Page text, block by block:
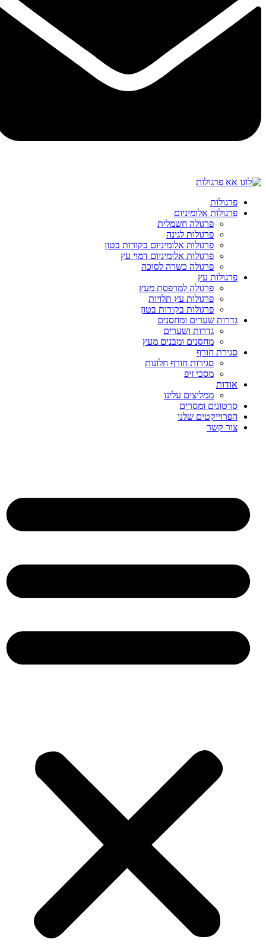
פרגולות
פרגולות אלומיניום
פרגולה חשמלית
פרגולות לגינה
פרגולות אלומיניום בקורות בטון
פרגולות אלומיניום דמוי עץ
פרגולה כשרה לסוכה
פרגולות עץ
פרגולה למרפסת מעץ
פרגולות עץ תלויות
פרגולות בקורות בטון
גדרות שערים ומחסנים
גדרות ושערים
מחסנים ומבנים מעץ
סגירת חורף
סגירות חורף חלונות
מסכי זיפ
אודות
ממליצים עלינו
סרטונים ומסרים
הפרוייקטים שלנו
צור קשר